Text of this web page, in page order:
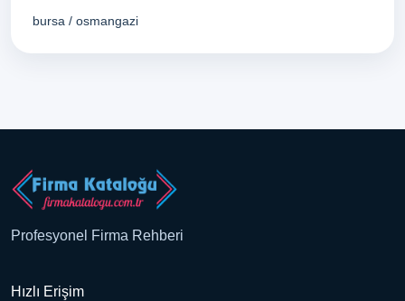
bursa / osmangazi
Profesyonel Firma Rehberi
Hızlı Erişim